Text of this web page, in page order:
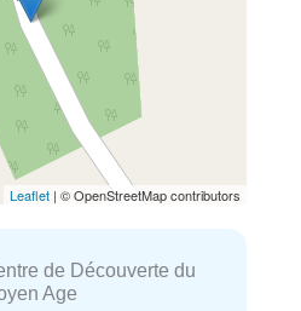
Leaflet | © OpenStreetMap contributors
de Découverte du
Age